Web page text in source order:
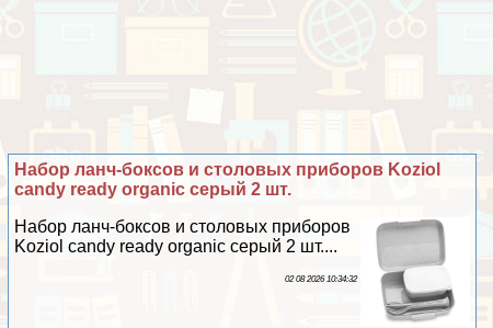
Набор ланч-боксов и столовых приборов Koziol
candy ready organic серый 2 шт.
Набор ланч-боксов и столовых приборов
Koziol candy ready organic серый 2 шт....
02 08 2026 10:34:32